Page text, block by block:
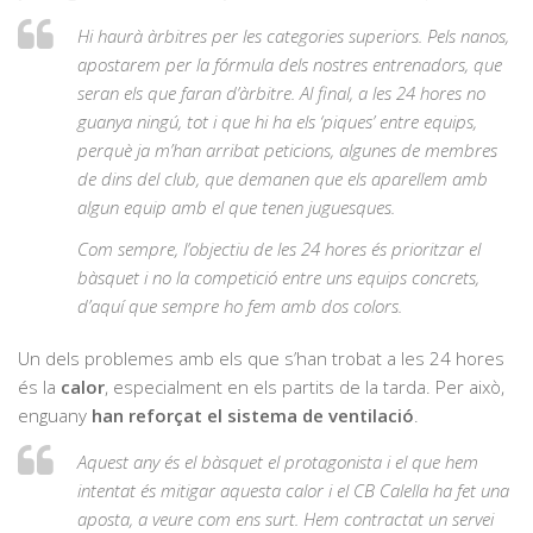
Hi haurà àrbitres per les categories superiors. Pels nanos,
apostarem per la fórmula dels nostres entrenadors, que
seran els que faran d’àrbitre. Al final, a les 24 hores no
guanya ningú, tot i que hi ha els ‘piques’ entre equips,
perquè ja m’han arribat peticions, algunes de membres
de dins del club, que demanen que els aparellem amb
algun equip amb el que tenen juguesques.
Com sempre, l’objectiu de les 24 hores és prioritzar el
bàsquet i no la competició entre uns equips concrets,
d’aquí que sempre ho fem amb dos colors.
Un dels problemes amb els que s’han trobat a les 24 hores
és la calor, especialment en els partits de la tarda. Per això,
enguany han reforçat el sistema de ventilació.
Aquest any és el bàsquet el protagonista i el que hem
intentat és mitigar aquesta calor i el CB Calella ha fet una
aposta, a veure com ens surt. Hem contractat un servei